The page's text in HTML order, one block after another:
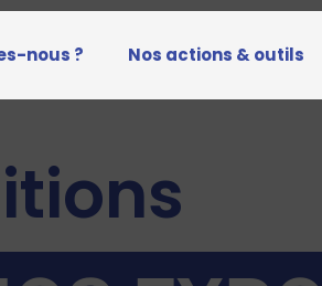
nous ? Nos actions & outils